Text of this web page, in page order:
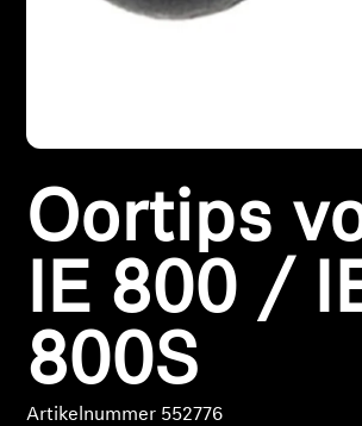
Gehoor per categorie
TV-koptelefoons voor
Originele gehooronderdelengehoor en
Oortips
IE 800 /
800S
Artikelnummer 552776